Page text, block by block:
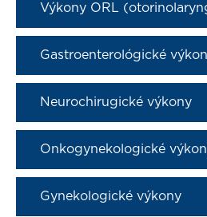
Výkony ORL
Gastroenterológické
Neurochirugické výkony
Onkogynekologické
Gynekologické výkony